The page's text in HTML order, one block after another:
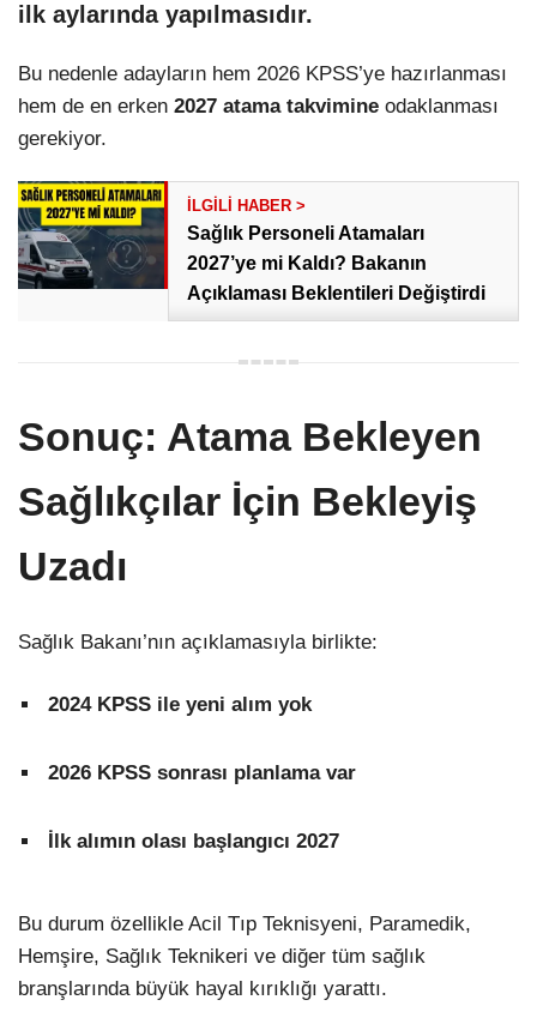
ilk aylarında yapılmasıdır.
Bu nedenle adayların hem 2026 KPSS’ye hazırlanması
hem de en erken 2027 atama takvimine odaklanması
gerekiyor.
Sağlık Personeli Atamaları
2027’ye mi Kaldı? Bakanın
Açıklaması Beklentileri Değiştirdi
Sonuç: Atama Bekleyen
Sağlıkçılar İçin Bekleyiş
Uzadı
Sağlık Bakanı’nın açıklamasıyla birlikte:
2024 KPSS ile yeni alım yok
2026 KPSS sonrası planlama var
İlk alımın olası başlangıcı 2027
Bu durum özellikle Acil Tıp Teknisyeni, Paramedik,
Hemşire, Sağlık Teknikeri ve diğer tüm sağlık
branşlarında büyük hayal kırıklığı yarattı.